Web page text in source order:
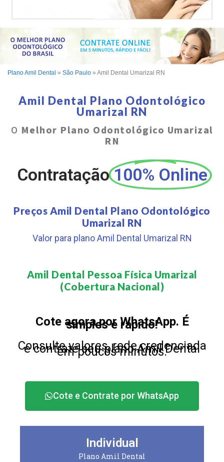
Plano Amil Dental » São Paulo » Amil Dental Umarizal RN
Amil Dental Plano Odontológico
Umarizal RN
O Melhor Plano Odontológico Umarizal
RN
Contratação 100% Online
Preços Amil Dental Plano Odontológico
Umarizal RN
Valor para plano Amil Dental Umarizal RN
Amil Dental Pessoa Física Umarizal
(Cobertura Nacional)​
Cote agora por WhatsApp. É
simples e rápido!
Consulte valores, rede credenciada
e contrate seu plano Amil Dental
em poucos minutos.
Cote e Contrate por WhatsApp
Individual
Plano Amil Dental